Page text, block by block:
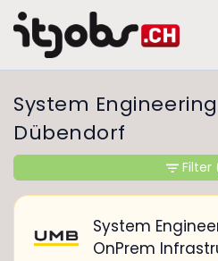
System
Dübendorf
System
OnPrem
Filter